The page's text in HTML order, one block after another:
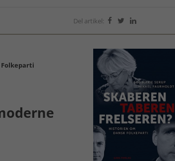
Del artikel:   
Folkeparti